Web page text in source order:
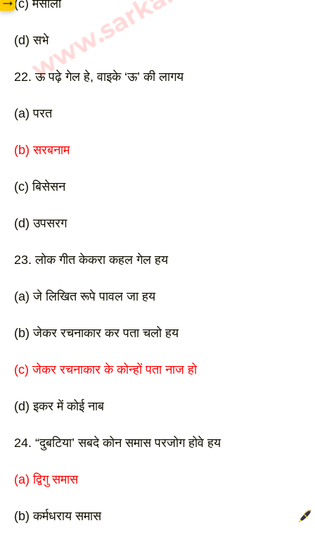
(c) मसाला
(d) सभे
22. ऊ पढ़े गेल हे, वाइके ‘ऊ’ की लागय
(a) परत
(b) सरबनाम
(c) बिसेसन
(d) उपसरग
23. लोक गीत केकरा कहल गेल हय
(a) जे लिखित रूपे पावल जा हय
(b) जेकर रचनाकार कर पता चलो हय
(c) जेकर रचनाकार के कोन्हों पता नाज हो
(d) इकर में कोई नाब
24. “दुबटिया’ सबदे कोन समास परजोग होवे हय
(a) द्विगु समास
(b) कर्मधराय समास